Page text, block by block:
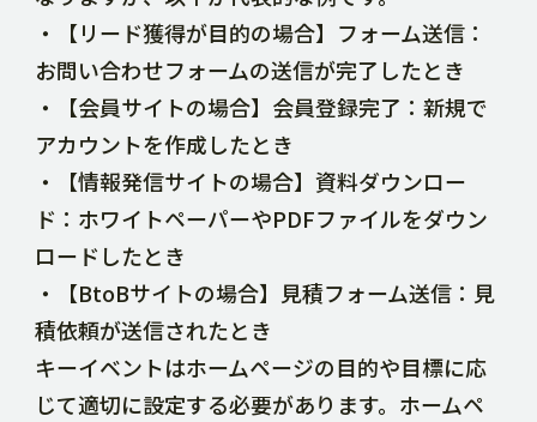
・【リード獲得が目的の場合】フォーム送信：
お問い合わせフォームの送信が完了したとき
・【会員サイトの場合】会員登録完了：新規で
アカウントを作成したとき
・【情報発信サイトの場合】資料ダウンロー
ド：ホワイトペーパーやPDFファイルをダウン
ロードしたとき
・【BtoBサイトの場合】見積フォーム送信：見
積依頼が送信されたとき
キーイベントはホームページの目的や目標に応
じて適切に設定する必要があります。ホームペ